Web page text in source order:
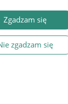
Zgadzam się
zgadzam się